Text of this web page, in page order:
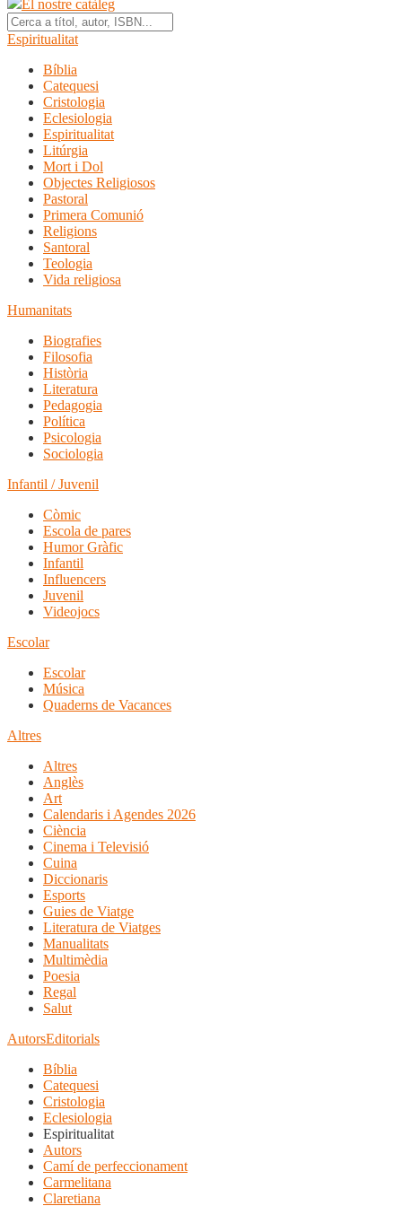
El nostre catàleg
Espiritualitat
Bíblia
Catequesi
Cristologia
Eclesiologia
Espiritualitat
Litúrgia
Mort i Dol
Objectes Religiosos
Pastoral
Primera Comunió
Religions
Santoral
Teologia
Vida religiosa
Humanitats
Biografies
Filosofia
Història
Literatura
Pedagogia
Política
Psicologia
Sociologia
Infantil / Juvenil
Còmic
Escola de pares
Humor Gràfic
Infantil
Influencers
Juvenil
Videojocs
Escolar
Escolar
Música
Quaderns de Vacances
Altres
Altres
Anglès
Art
Calendaris i Agendes 2026
Ciència
Cinema i Televisió
Cuina
Diccionaris
Esports
Guies de Viatge
Literatura de Viatges
Manualitats
Multimèdia
Poesia
Regal
Salut
AutorsEditorials
Bíblia
Catequesi
Cristologia
Eclesiologia
Espiritualitat
Autors
Camí de perfeccionament
Carmelitana
Claretiana